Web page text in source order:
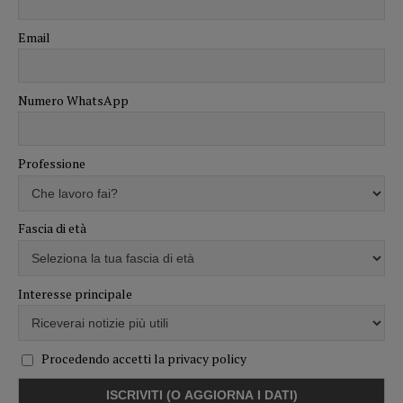
Email
Numero WhatsApp
Professione
Fascia di età
Interesse principale
Procedendo accetti la privacy policy